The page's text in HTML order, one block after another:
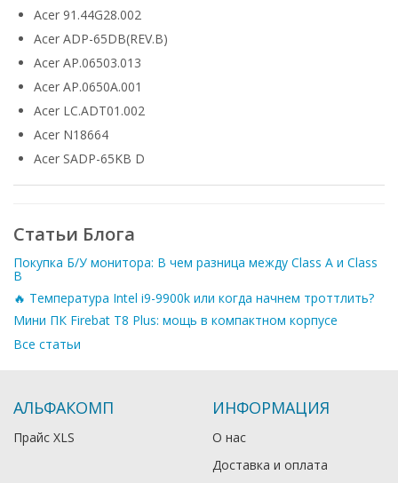
Acer 91.44G28.002
Acer ADP-65DB(REV.B)
Acer AP.06503.013
Acer AP.0650A.001
Acer LC.ADT01.002
Acer N18664
Acer SADP-65KB D
Статьи Блога
Покупка Б/У монитора: В чем разница между Class A и Class
B
🔥 Температура Intel i9-9900k или когда начнем троттлить?
Мини ПК Firebat T8 Plus: мощь в компактном корпусе
Все статьи
АЛЬФАКОМП
Прайс XLS
ИНФОРМАЦИЯ
О нас
Доставка и оплата